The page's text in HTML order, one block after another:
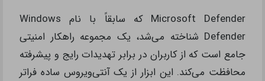
Microsoft Defender که سابقاً با نام Windows
Defender شناخته می‌شد، یک مجموعه راهکار امنیتی
جامع است که از کاربران در برابر تهدیدات رایج و پیشرفته
محافظت می‌کند. این ابزار از یک آنتی‌ویروس ساده فراتر